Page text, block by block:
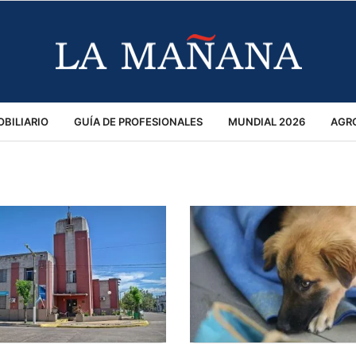
GUÍA DE PROFESIONALES MUNDIAL 2026